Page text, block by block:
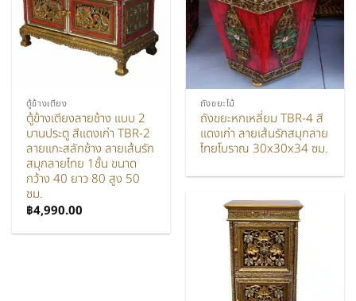
ตู้ข้างเตียง
ตู้ข้างเตียงลายช้าง แบบ 2
บานประตู สีแดงเก่า TBR-2
ลายแกะสลักช้าง ลายเส้นรัก
สมุกลายไทย 1ชั้น ขนาด
กว้าง 40 ยาว 80 สูง 50
ซม.
฿4,990.00
ถังขยะไม้
ถังขยะหกเหลี่ยม TBR-4 สี
แดงเก่า ลายเส้นรักสมุกลาย
ไทยโบราณ 30x30x34 ซม.